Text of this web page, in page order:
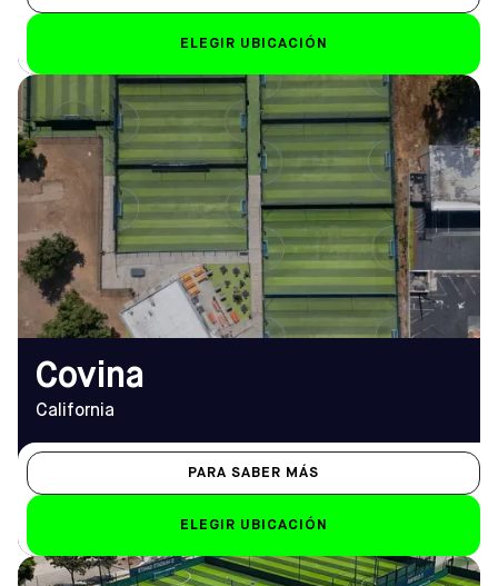
ELEGIR UBICACIÓN
HORARIO DE
APERTURA
De lunes a viernes
14.00 h - 22.00 h
Sáb-Dom
de 8.00 a 20.00 horas
DIRECCIÓN
699 S. Barranca Ave.,
Covina, CA 91723
Cómo llegar
TELÉFONO
(323) 370-0419
EMAIL
covina@sofive.com
Covina
California
PARA SABER MÁS
ELEGIR UBICACIÓN